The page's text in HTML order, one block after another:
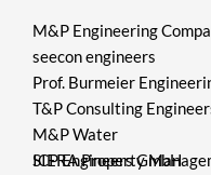
M&P Engineering
seecon engineers
Prof. Burmeier
T&P Consulting
M&P Water
ICP Engineers GmbH
SIERA Property